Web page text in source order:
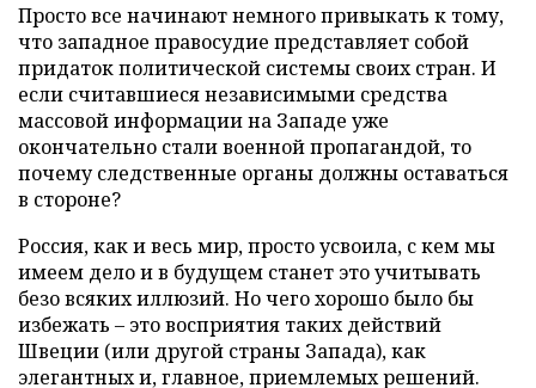
Просто все начинают немного привыкать к тому,
что западное правосудие представляет собой
придаток политической системы своих стран. И
если считавшиеся независимыми средства
массовой информации на Западе уже
окончательно стали военной пропагандой, то
почему следственные органы должны оставаться
в стороне?
Россия, как и весь мир, просто усвоила, с кем мы
имеем дело и в будущем станет это учитывать
безо всяких иллюзий. Но чего хорошо было бы
избежать – это восприятия таких действий
Швеции (или другой страны Запада), как
элегантных и, главное, приемлемых решений.